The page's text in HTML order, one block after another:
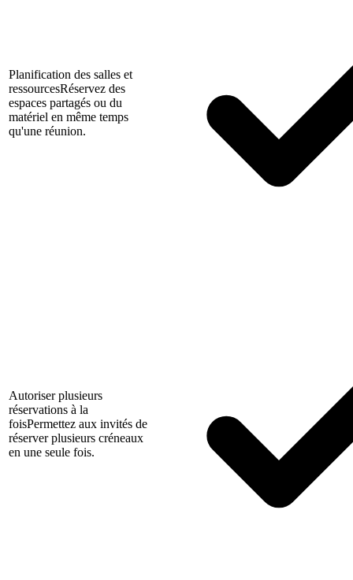
Planification des salles et
ressourcesRéservez des
espaces partagés ou du
matériel en même temps
qu'une réunion.
Autoriser plusieurs
réservations à la
foisPermettez aux invités de
réserver plusieurs créneaux
en une seule fois.